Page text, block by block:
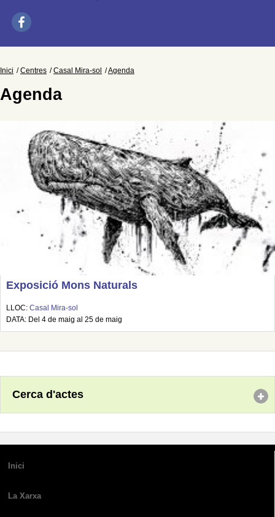
Inici Centres Casal Mira-sol Agenda
Agenda
Exposició Mons Naturals
LLOC: Casal Mira-sol
DATA: Del 4 de maig al 25 de maig
Cerca d'actes
Inici
La Xarxa